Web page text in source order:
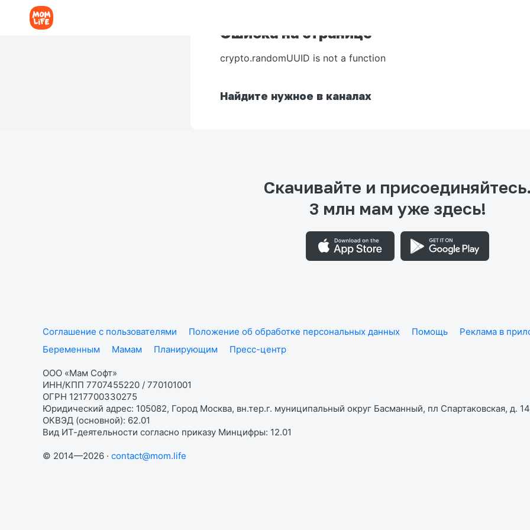
Ошибка на странице
crypto.randomUUID is not a function
Найдите нужное в каналах
Скачивайте и присоединяйтесь.
3 млн мам уже здесь!
Соглашение с пользователями Положение об обработке персональных данных Помощь Реклама в
Беременным
Мамам Планирующим Пресс-центр
ООО «Мам Софт»
ИНН/КПП 7707455220 / 770101001
ОГРН 1217700330275
Юридический адрес: 105082, Город Москва, вн.тер.г. муниципальный округ Басманный, пл Спартаковская, д.
ОКВЭД (основной): 62.01
Вид ИТ-деятельности согласно приказу Минцифры: 12.01
© 2014—2026 · contact@mom.life